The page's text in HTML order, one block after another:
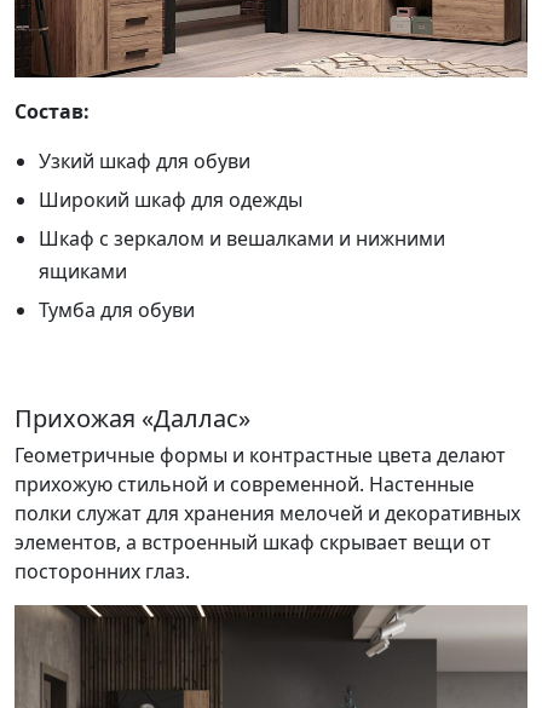
Состав:
Узкий шкаф для обуви
Широкий шкаф для одежды
Шкаф с зеркалом и вешалками и нижними
ящиками
Тумба для обуви
Прихожая «Даллас»
Геометричные формы и контрастные цвета делают
прихожую стильной и современной. Настенные
полки служат для хранения мелочей и декоративных
элементов, а встроенный шкаф скрывает вещи от
посторонних глаз.